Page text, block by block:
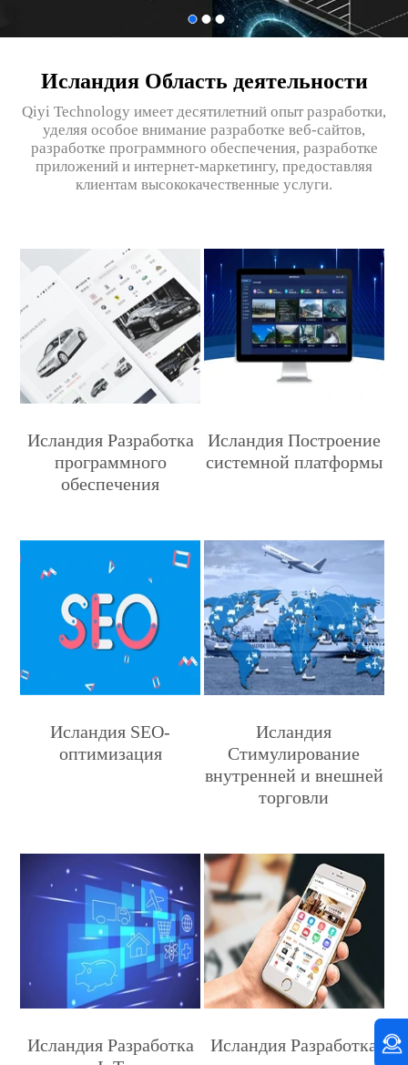
Исландия Область деятельности
Qiyi Technology имеет десятилетний опыт разработки,
уделяя особое внимание разработке веб-сайтов,
разработке программного обеспечения, разработке
приложений и интернет-маркетингу, предоставляя
клиентам высококачественные услуги.
Исландия Разработка
программного
обеспечения
Исландия Построение
системной платформы
Исландия SEO-
оптимизация
Исландия
Стимулирование
внутренней и внешней
торговли
Исландия Разработка
Исландия Разработка